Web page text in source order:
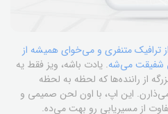
از ترافیک متنفری و می‌خوای همیشه از
. یادت باشه، ویز فقط یه
از راننده‌ها که لحظه به لحظه
این اپ، با اون لحن صمیمی و
از مسیر‌یابی رو بهت می‌ده.